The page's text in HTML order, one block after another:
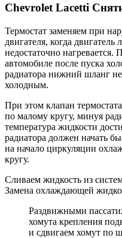
Chevrolet Lacetti
Термостат заменяем при
двигателя, когда двигатель
недостаточно нагревается.
автомобиле после пуска
радиатора нижний шланг
холодным.
При этом клапан
по малому кругу, минуя
температура жидкости
радиатора должен начать
на начало циркуляции
кругу.
Сливаем жидкость из
Замена охлаждающей
Раздвижными
хомута крепления
и сдвигаем хомут по